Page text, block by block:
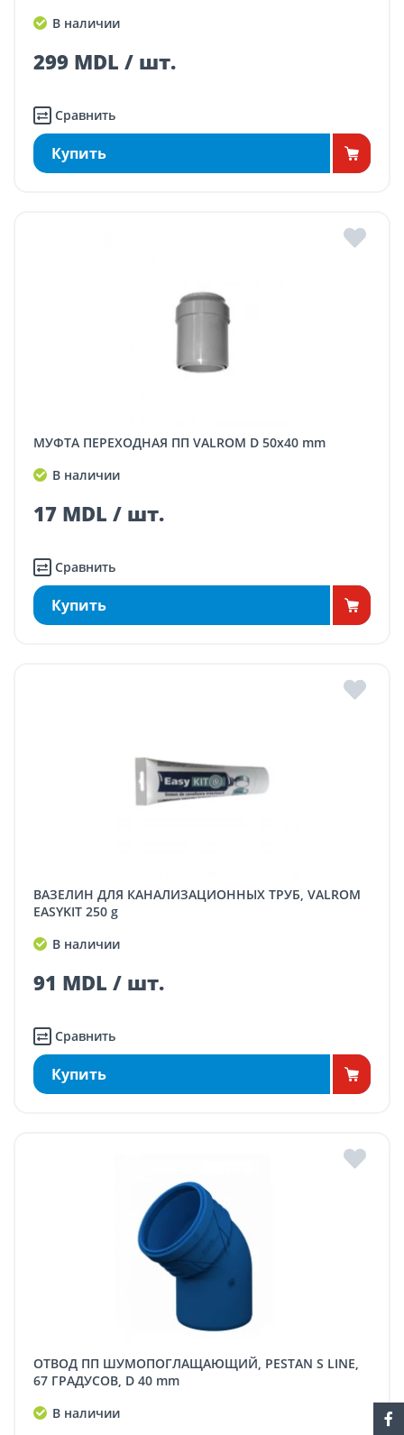
В наличии
299 MDL / шт.
Сравнить
Купить
МУФТА ПЕРЕХОДНАЯ ПП VALROM D 50x40 mm
В наличии
17 MDL / шт.
Сравнить
Купить
ВАЗЕЛИН ДЛЯ КАНАЛИЗАЦИОННЫХ ТРУБ, VALROM
EASYKIT 250 g
В наличии
91 MDL / шт.
Сравнить
Купить
ОТВОД ПП ШУМОПОГЛАЩАЮЩИЙ, PESTAN S LINE,
67 ГРАДУСОВ, D 40 mm
В наличии